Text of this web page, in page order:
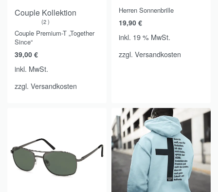
Couple Kollektion
Bewertet mit 5.00 von 5
2
Couple Premium-T „Together
Since“
39,00 €
inkl. MwSt.
zzgl. Versandkosten
Herren Sonnenbrille
19,90 €
inkl. 19 % MwSt.
zzgl. Versandkosten